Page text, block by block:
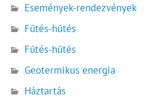
Események-rendezvények
Fűtés-hűtés
Fűtés-hűtés
Geotermikus energia
Háztartás